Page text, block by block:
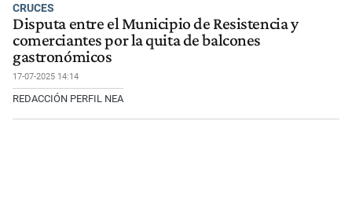
CRUCES
Disputa entre el Municipio de Resistencia y
comerciantes por la quita de balcones
gastronómicos
17-07-2025 14:14
REDACCIÓN PERFIL NEA